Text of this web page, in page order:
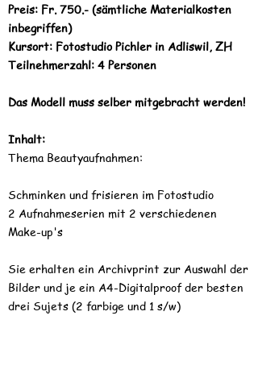
Preis: Fr. 750.- (sämtliche Materialkosten
inbegriffen)
Kursort: Fotostudio Pichler in Adliswil, ZH
Teilnehmerzahl: 4 Personen
Das Modell muss selber mitgebracht werden!
Inhalt:
Thema Beautyaufnahmen:
Schminken und frisieren im Fotostudio
2 Aufnahmeserien mit 2 verschiedenen
Make-up's
Sie erhalten ein Archivprint zur Auswahl der
Bilder und je ein A4-Digitalproof der besten
drei Sujets (2 farbige und 1 s/w)